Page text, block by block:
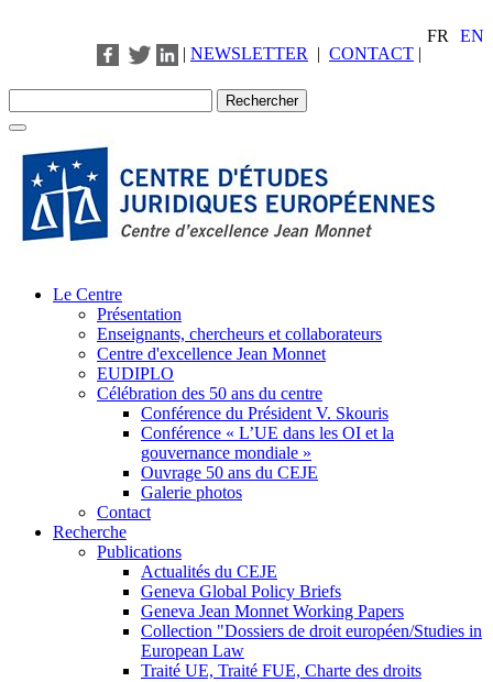
FR
EN
| NEWSLETTER | CONTACT |
Le Centre
Présentation
Enseignants, chercheurs et collaborateurs
Centre d'excellence Jean Monnet
EUDIPLO
Célébration des 50 ans du centre
Conférence du Président V. Skouris
Conférence « L’UE dans les OI et la
gouvernance mondiale »
Ouvrage 50 ans du CEJE
Galerie photos
Contact
Recherche
Publications
Actualités du CEJE
Geneva Global Policy Briefs
Geneva Jean Monnet Working Papers
Collection "Dossiers de droit européen/Studies in
European Law
Traité UE, Traité FUE, Charte des droits